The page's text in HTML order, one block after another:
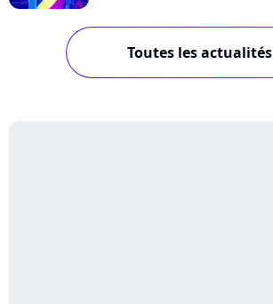
Toutes les actualités